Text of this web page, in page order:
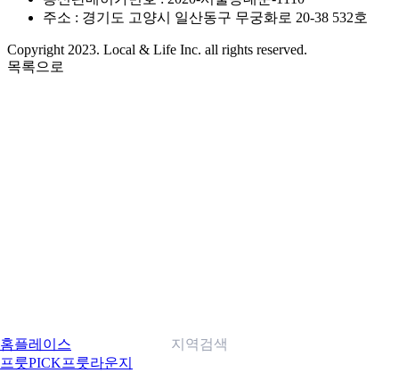
주소 : 경기도 고양시 일산동구 무궁화로 20-38 532호
Copyright 2023. Local & Life Inc. all rights reserved.
목록으로
홈플레이스
프룻PICK프룻라운지
지역검색